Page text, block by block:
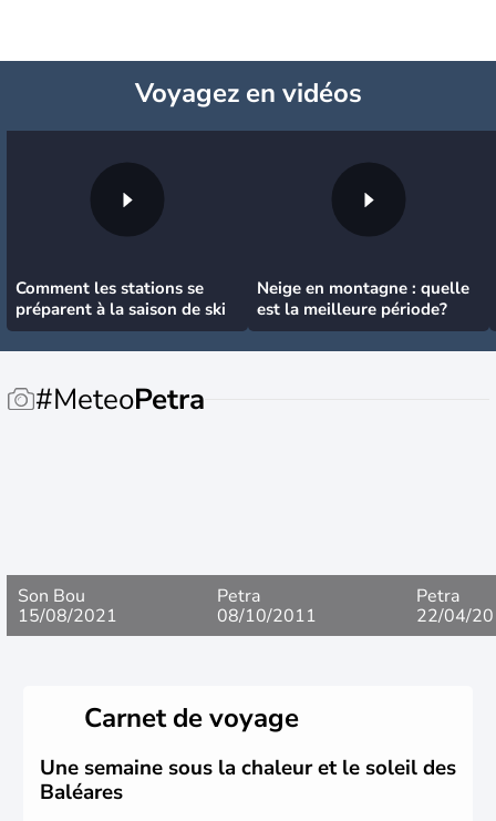
Voyagezen vidéos
Comment les stations se
préparent à la saison de ski
Neige en montagne : quelle
est la meilleure période?
#MeteoPetra
Son Bou
15/08/2021
Petra
08/10/2011
Petra
22/04/
Carnet de voyage
Une semaine sous la chaleur et le soleil des
Baléares